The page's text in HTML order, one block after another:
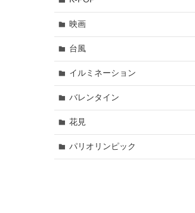
映画
台風
イルミネーション
バレンタイン
花見
パリオリンピック